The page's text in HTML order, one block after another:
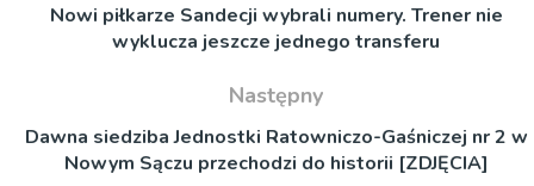
Nowi piłkarze Sandecji wybrali numery. Trener nie
wyklucza jeszcze jednego transferu
Następny
Dawna siedziba Jednostki Ratowniczo-Gaśniczej nr 2 w
Nowym Sączu przechodzi do historii [ZDJĘCIA]